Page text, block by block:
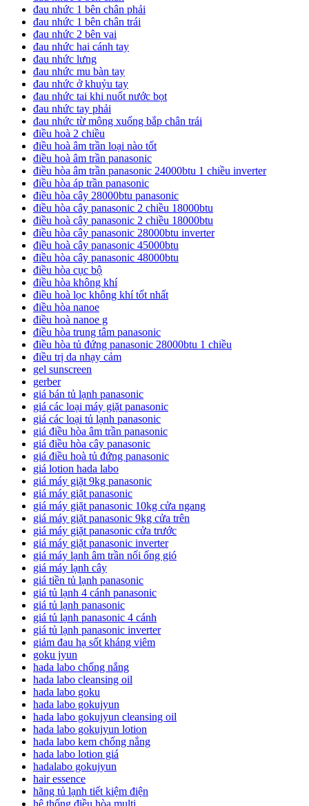
đau nhức 1 bên chân phải
đau nhức 1 bên chân trái
đau nhức 2 bên vai
đau nhức hai cánh tay
đau nhức lưng
đau nhức mu bàn tay
đau nhức ở khuỷu tay
đau nhức tai khi nuốt nước bọt
đau nhức tay phải
đau nhức từ mông xuống bắp chân trái
điều hoà 2 chiều
điều hoà âm trần loại nào tốt
điều hoà âm trần panasonic
điều hòa âm trần panasonic 24000btu 1 chiều inverter
điều hòa áp trần panasonic
điều hòa cây 28000btu panasonic
điều hòa cây panasonic 2 chiều 18000btu
điều hoà cây panasonic 2 chiều 18000btu
điều hòa cây panasonic 28000btu inverter
điều hoà cây panasonic 45000btu
điều hòa cây panasonic 48000btu
điều hòa cục bộ
điều hòa không khí
điều hoà lọc không khí tốt nhất
điều hòa nanoe
điều hoà nanoe g
điều hòa trung tâm panasonic
điều hòa tủ đứng panasonic 28000btu 1 chiều
điều trị da nhạy cảm
gel sunscreen
gerber
giá bán tủ lạnh panasonic
giá các loại máy giặt panasonic
giá các loại tủ lạnh panasonic
giá điều hòa âm trần panasonic
giá điều hòa cây panasonic
giá điều hoà tủ đứng panasonic
giá lotion hada labo
giá máy giặt 9kg panasonic
giá máy giặt panasonic
giá máy giặt panasonic 10kg cửa ngang
giá máy giặt panasonic 9kg cửa trên
giá máy giặt panasonic cửa trước
giá máy giặt panasonic inverter
giá máy lạnh âm trần nối ống gió
giá máy lạnh cây
giá tiền tủ lạnh panasonic
giá tủ lạnh 4 cánh panasonic
giá tủ lạnh panasonic
giá tủ lạnh panasonic 4 cánh
giá tủ lạnh panasonic inverter
giảm đau hạ sốt kháng viêm
goku jyun
hada labo chống nắng
hada labo cleansing oil
hada labo goku
hada labo gokujyun
hada labo gokujyun cleansing oil
hada labo gokujyun lotion
hada labo kem chống nắng
hada labo lotion giá
hadalabo gokujyun
hair essence
hãng tủ lạnh tiết kiệm điện